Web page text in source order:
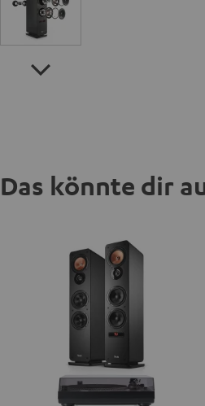
Das könnte dir